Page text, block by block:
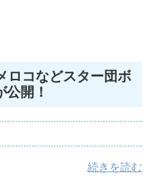
ロコなどスター団ボ
開！
続きを読む